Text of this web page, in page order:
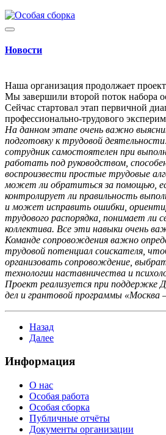
Новости
Наша организация продолжает
Мы завершили второй поток набора
Сейчас стартовал этап первичной
профессионально-трудового
На данном этапе очень важно
подготовку к трудовой
сотрудник самостоятелен при
работать под руководством,
воспроизвести простые трудовые
может ли обратиться за помощью,
контролирует ли правильность
и может исправить ошибки,
трудового распорядка, понимает ли
коллектива. Все эти навыки очень
Команде сопровождения важно
трудовой потенциал соискателя,
организовать сопровождение,
технологии наставничества и
Проект реализуется при поддержке
дел и грантовой программы «Москва
Назад
Далее
Информация
О нас
Особая работа
Особая сборка
Публичные отчёты
Документы организации